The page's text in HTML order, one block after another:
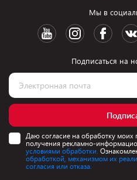
Мы в
Подписаться на
Даю согласие на обработку
получения рекламно-
условиями обработки.
обработкой, механизмом их
согласия или отказа.